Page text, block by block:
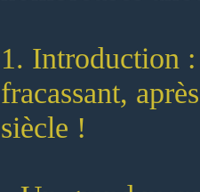
1. Introduction
fracassant,
siècle !